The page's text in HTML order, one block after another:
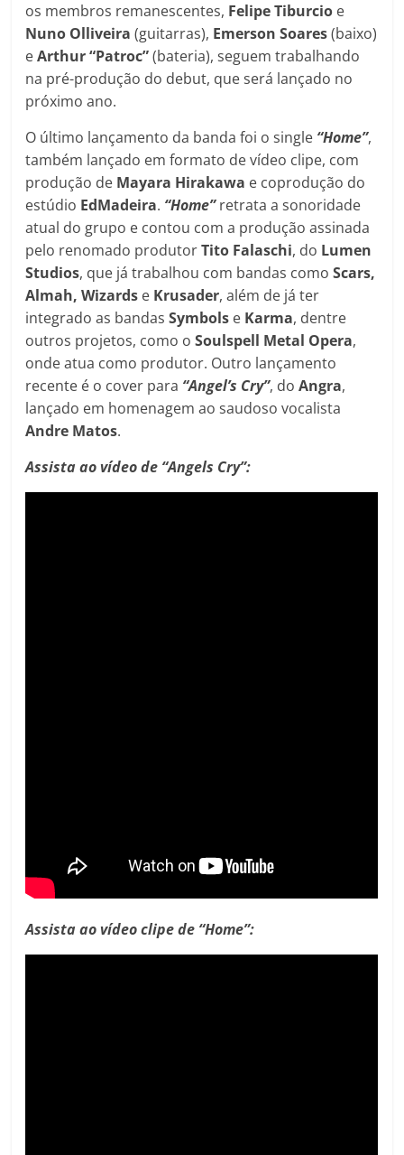
os membros remanescentes, Felipe Tiburcio e
Nuno Olliveira (guitarras), Emerson Soares(baixo)
eArthur “Patroc”(bateria), seguem trabalhando
na pré-produção do debut, que será lançado no
próximo ano.
O último lançamento da banda foi o single “Home”,
também lançado em formato de vídeo clipe, com
produção de Mayara Hirakawa e coprodução do
estúdio EdMadeira. “Home”retrata a sonoridade
atual do grupo e contou com a produção assinada
pelo renomado produtorTito Falaschi, do Lumen
Studios, que já trabalhou com bandas comoScars,
Almah, Wizards e Krusader, além de já ter
integrado as bandasSymbols e Karma, dentre
outros projetos, como oSoulspell Metal Opera,
onde atua como produtor. Outro lançamento
recente é o cover para “Angel’s Cry”, doAngra,
lançado em homenagem ao saudoso vocalista
Andre Matos.
Assista ao vídeo de “Angels Cry”:
Assista ao vídeo clipe de “Home”: